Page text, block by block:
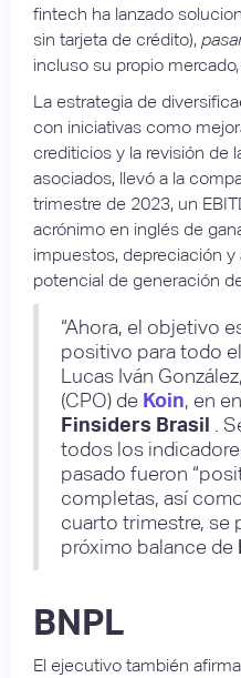
fintech ha lanzado
sin tarjeta de crédito),
incluso su propio
La estrategia de
con iniciativas como
crediticios y la revisión de
asociados, llevó a la
trimestre de 2023, un
acrónimo en inglés de
impuestos, depreciación y
potencial de generación
“Ahora, el objetivo
positivo para todo
Lucas Iván
(CPO) de Koin, en
Finsiders Brasil .
todos los
pasado fueron
completas, así
cuarto trimestre, se
próximo balance de
BNPL
El ejecutivo también